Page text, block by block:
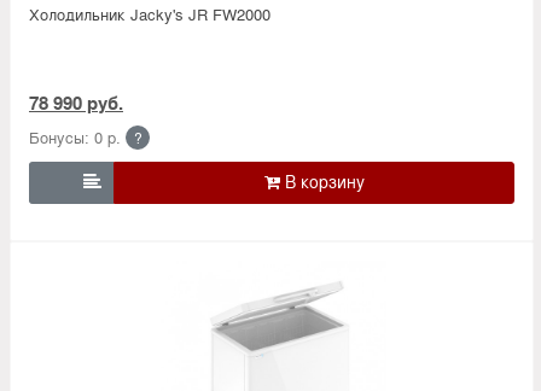
Холодильник Jacky's JR FW2000
78 990 руб.
Бонусы: 0 р. ?
